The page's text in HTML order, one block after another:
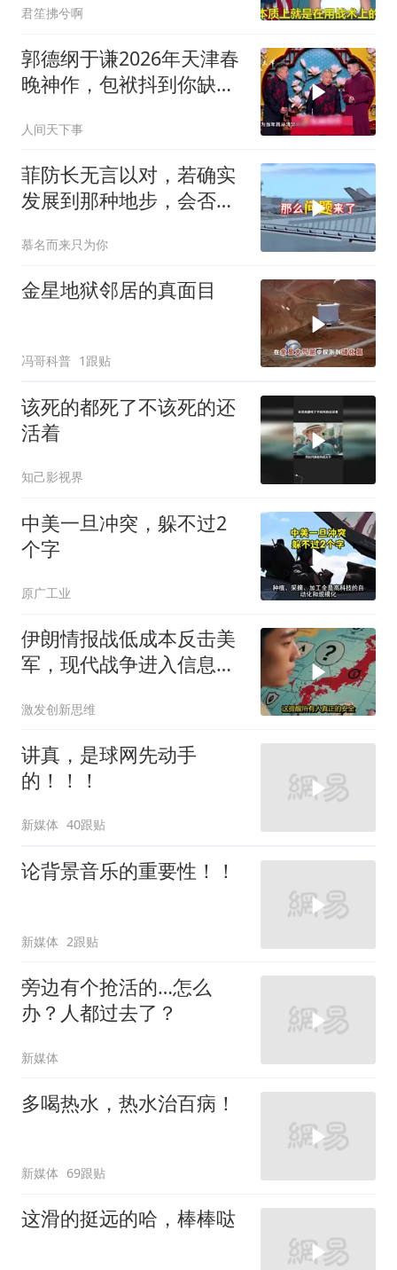
君笙拂兮啊
郭德纲于谦2026年天津春
晚神作，包袱抖到你缺氧
人间天下事
菲防长无言以对，若确实
发展到那种地步，会否上
慕名而来只为你
金星地狱邻居的真面目
冯哥科普 1跟贴
该死的都死了不该死的还
活着
知己影视界
中美一旦冲突，躲不过2
个字
原广工业
伊朗情报战低成本反击美
军，现代战争进入信息战
激发创新思维
讲真，是球网先动手
的！！！
新媒体 40跟贴
论背景音乐的重要性！！
新媒体 2跟贴
旁边有个抢活的…怎么
办？人都过去了？
新媒体
多喝热水，热水治百病！
新媒体 69跟贴
这滑的挺远的哈，棒棒哒